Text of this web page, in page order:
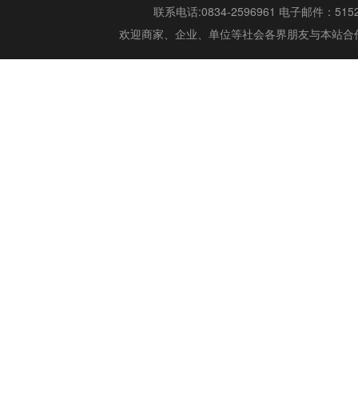
联系电话:0834-2596961 电子邮件：
欢迎商家、企业、单位等社会各界朋友与本站